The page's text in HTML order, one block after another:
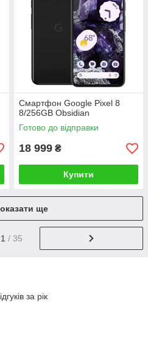
Смартфон Google Pixel 8
8/256GB Obsidian
Готово до відправки
18 999 ₴
Купити
ще
1 / 35
за рік